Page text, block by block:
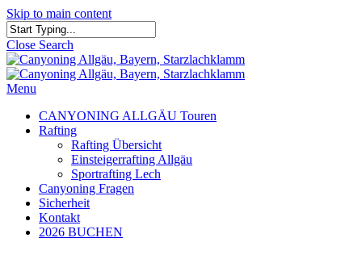
Skip to main content
Close Search
Menu
CANYONING ALLGÄU Touren
Rafting
Rafting Übersicht
Einsteigerrafting Allgäu
Sportrafting Lech
Canyoning Fragen
Sicherheit
Kontakt
2026 BUCHEN